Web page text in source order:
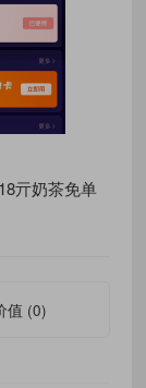
亓奶茶免单
值 (0)